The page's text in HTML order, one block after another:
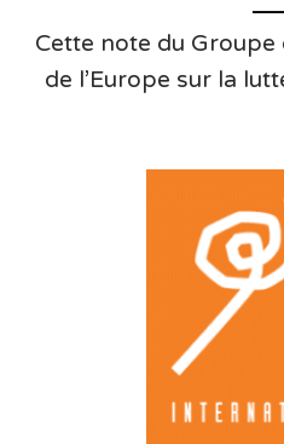
Cette note du Groupe
de l’Europe sur la